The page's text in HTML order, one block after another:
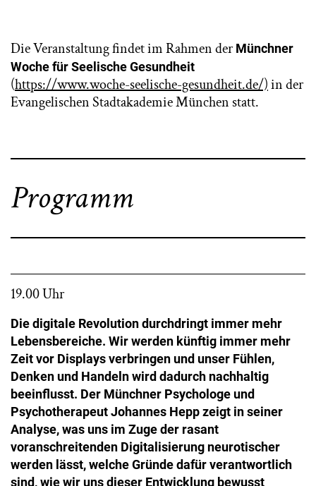
Die Veranstaltung findet im Rahmen derMünchner
Woche für Seelische Gesundheit
(https://www.woche-seelische-gesundheit.de/)in der
Evangelischen Stadtakademie München statt.
Programm
19.00 Uhr
Die digitale Revolution durchdringt immer mehr
Lebensbereiche. Wir werden künftig immer mehr
Zeit vor Displays verbringen und unser Fühlen,
Denken und Handeln wird dadurch nachhaltig
beeinflusst. Der Münchner Psychologe und
Psychotherapeut Johannes Hepp zeigt in seiner
Analyse, was uns im Zuge der rasant
voranschreitenden Digitalisierung neurotischer
werden lässt, welche Gründe dafür verantwortlich
sind, wie wir uns dieser Entwicklung bewusst